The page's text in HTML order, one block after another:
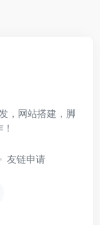
，网站搭建，脚
友链申请